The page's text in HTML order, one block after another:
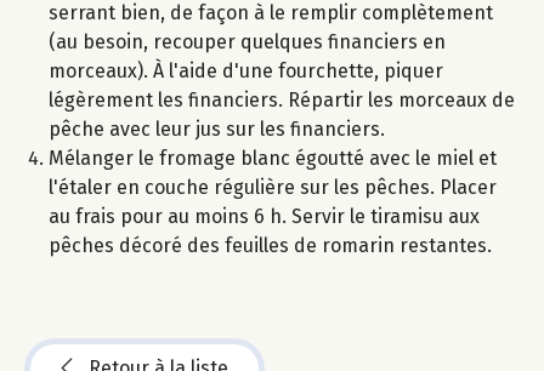
serrant bien, de façon à le remplir complètement
(au besoin, recouper quelques financiers en
morceaux). À l'aide d'une fourchette, piquer
légèrement les financiers. Répartir les morceaux de
pêche avec leur jus sur les financiers.
Mélanger le fromage blanc égoutté avec le miel et
l'étaler en couche régulière sur les pêches. Placer
au frais pour au moins 6 h. Servir le tiramisu aux
pêches décoré des feuilles de romarin restantes.